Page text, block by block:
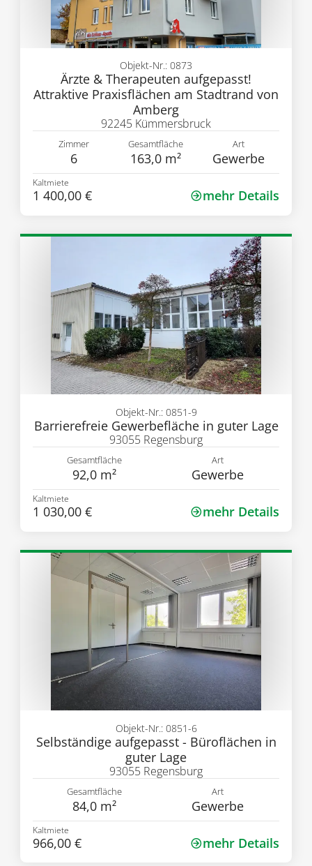
Ärzte & Therapeuten aufgepasst!
Attraktive Praxisflächen am Stadtrand von
Amberg
Objekt-Nr.: 0873
92245 Kümmersbruck
Zimmer
6
Gesamtfläche
163,0 m²
Art
Gewerbe
Kaltmiete
1 400,00 € mehr Details
Barrierefreie Gewerbefläche in guter Lage
Objekt-Nr.: 0851-9
93055 Regensburg
Gesamtfläche
92,0 m²
Art
Gewerbe
Kaltmiete
1 030,00 € mehr Details
Selbständige aufgepasst - Büroflächen in
guter Lage
Objekt-Nr.: 0851-6
93055 Regensburg
Gesamtfläche
84,0 m²
Art
Gewerbe
Kaltmiete
966,00 € mehr Details